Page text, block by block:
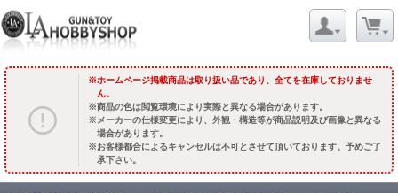
ホームページ掲載商品は取り扱い品であり、全てを在庫しておりませ
ん。
商品の色は閲覧環境により実際と異なる場合があります。
メーカーの仕様変更により、外観・構造等が商品説明及び画像と異なる
場合があります。
お客様都合によるキャンセルは不可とさせて頂いております。予めご了
承下さい。